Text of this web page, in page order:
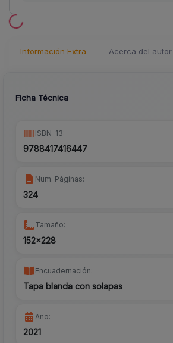
Información Extra Acerca del autor
Ficha Técnica
ISBN-13:
9788417416447
Num. Páginas:
324
Tamaño:
152x228
Encuadernación:
Tapa blanda con solapas
Año:
2021